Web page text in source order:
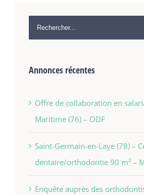
Annonces récentes
Offre de collaboration en
Maritime (76) – ODF
Saint-Germain-en-Laye (78) –
dentaire/orthodontie 90 m² –
Enquête auprès des